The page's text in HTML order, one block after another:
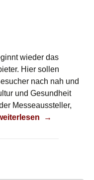
wieder das
Hier sollen
nach nah und
und Gesundheit
Messeaussteller,
→